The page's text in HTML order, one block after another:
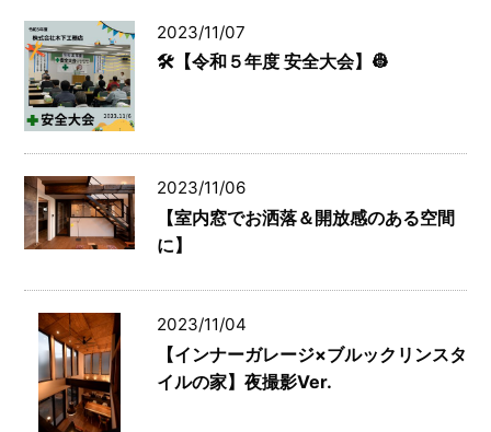
2023/11/07
🛠️【令和５年度 安全大会】👷
2023/11/06
【室内窓でお洒落＆開放感のある空間
に】
2023/11/04
【インナーガレージ×ブルックリンスタ
イルの家】夜撮影Ver.